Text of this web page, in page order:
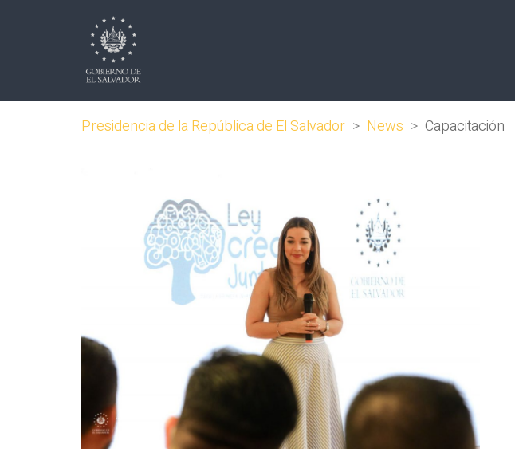
Presidencia de la República de El Salvador > News > Capacitación